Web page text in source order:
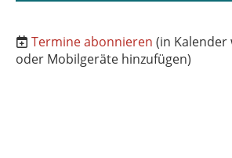
Termine abonnieren (in Kalender
oder Mobilgeräte hinzufügen)